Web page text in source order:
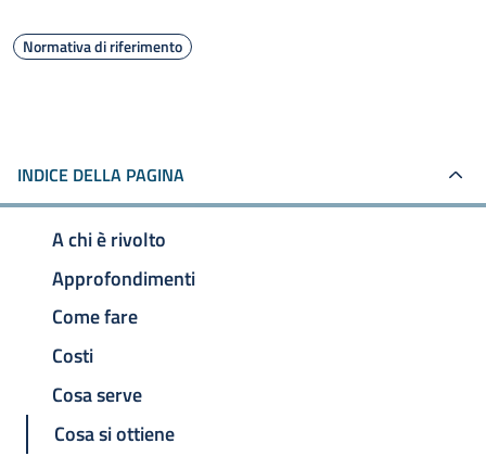
Normativa di riferimento
INDICE DELLA PAGINA
A chi è rivolto
Approfondimenti
Come fare
Costi
Cosa serve
Cosa si ottiene